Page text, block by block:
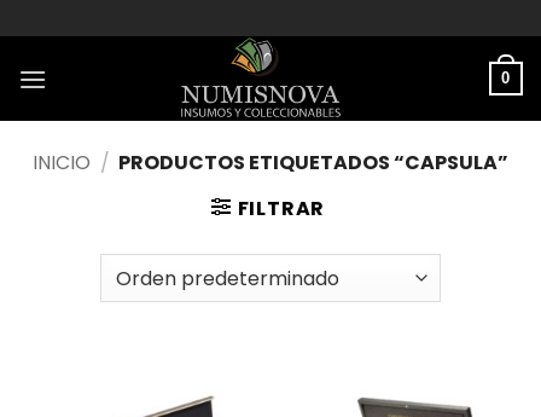
al
contenido
0
INICIO / PRODUCTOS ETIQUETADOS “CAPSULA”
FILTRAR